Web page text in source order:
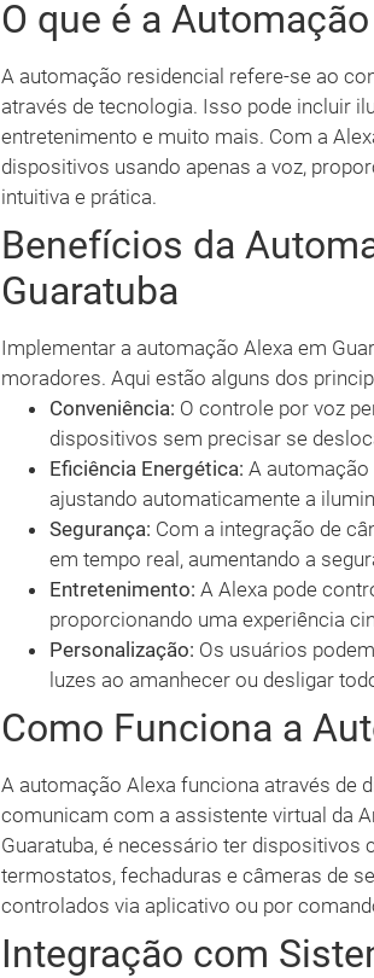
O que é a
A automação residencial refere-se ao
através de tecnologia. Isso pode incluir
entretenimento e muito mais. Com a
dispositivos usando apenas a voz,
intuitiva e prática.
Benefícios da
Guaratuba
Implementar a automação Alexa em
moradores. Aqui estão alguns dos
Conveniência: O controle por voz
dispositivos sem precisar se
Eficiência Energética: A automação
ajustando automaticamente a
Segurança: Com a integração de
em tempo real, aumentando a
Entretenimento: A Alexa pode
proporcionando uma experiência
Personalização: Os usuários
luzes ao amanhecer ou desligar
Como Funciona a
A automação Alexa funciona através de
comunicam com a assistente virtual da
Guaratuba, é necessário ter
termostatos, fechaduras e câmeras de
controlados via aplicativo ou por
Integração com